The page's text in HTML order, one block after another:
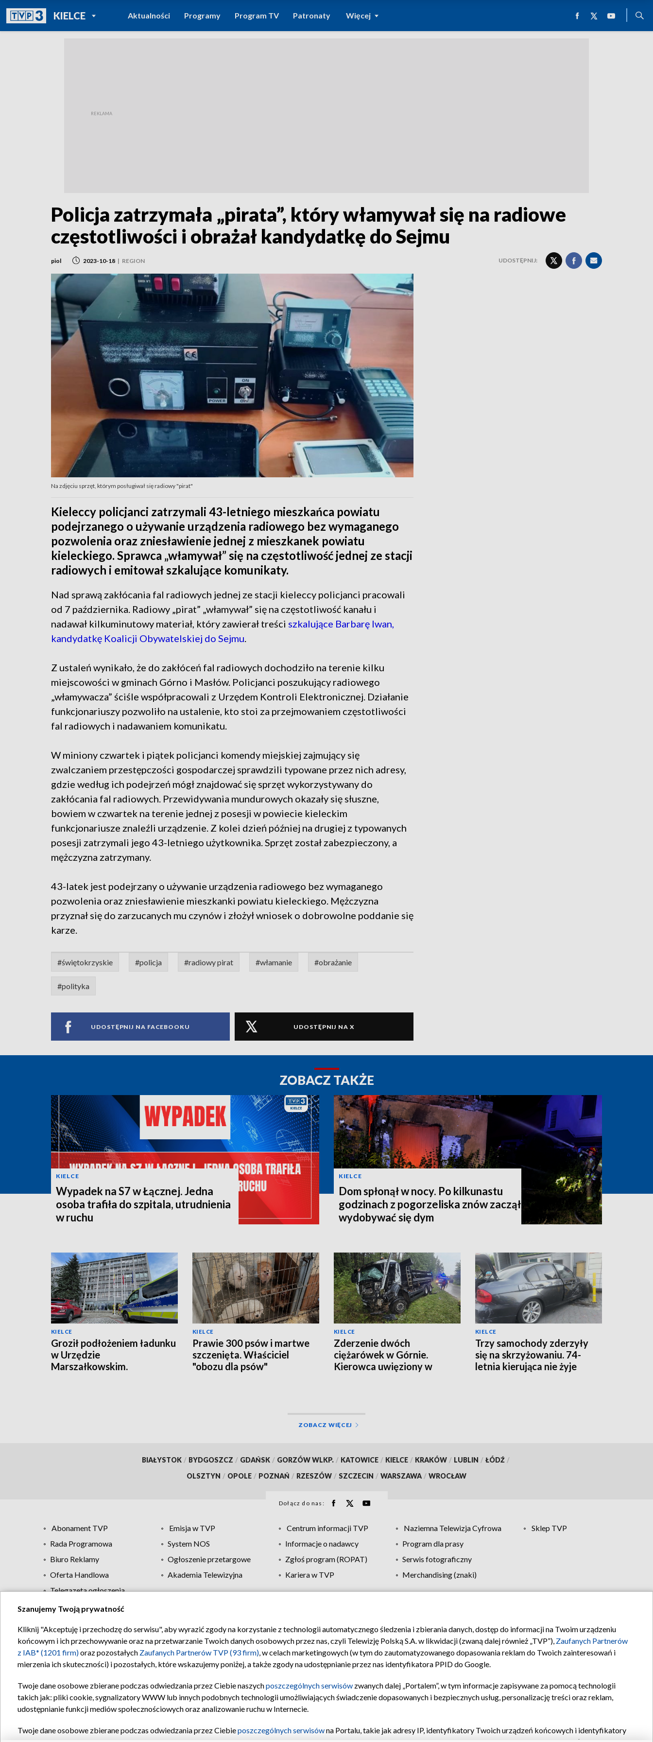
KIELCEPOWRÓT DO
TVP REGIONY
Aktualności Programy Program TV Patronaty Więcej
Policja zatrzymała „pirata”, który włamywał się na radiowe
częstotliwości i obrażał kandydatkę do Sejmu
piol 2023-10-18 | REGION UDOSTĘPNIJ:
Na zdjęciu sprzęt, którym posługiwał się radiowy "pirat"
Kieleccy policjanci zatrzymali 43-letniego mieszkańca powiatu
podejrzanego o używanie urządzenia radiowego bez wymaganego
pozwolenia oraz zniesławienie jednej z mieszkanek powiatu
kieleckiego. Sprawca „włamywał” się na częstotliwość jednej ze stacji
radiowych i emitował szkalujące komunikaty.
Nad sprawą zakłócania fal radiowych jednej ze stacji kieleccy policjanci pracowali
od 7 października. Radiowy „pirat” „włamywał” się na częstotliwość kanału i
nadawał kilkuminutowy materiał, który zawierał treści szkalujące Barbarę Iwan,
kandydatkę Koalicji Obywatelskiej do Sejmu.
Z ustaleń wynikało, że do zakłóceń fal radiowych dochodziło na terenie kilku
miejscowości w gminach Górno i Masłów. Policjanci poszukujący radiowego
„włamywacza” ściśle współpracowali z Urzędem Kontroli Elektronicznej. Działanie
funkcjonariuszy pozwoliło na ustalenie, kto stoi za przejmowaniem częstotliwości
fal radiowych i nadawaniem komunikatu.
W miniony czwartek i piątek policjanci komendy miejskiej zajmujący się
zwalczaniem przestępczości gospodarczej sprawdzili typowane przez nich adresy,
gdzie według ich podejrzeń mógł znajdować się sprzęt wykorzystywany do
zakłócania fal radiowych. Przewidywania mundurowych okazały się słuszne,
bowiem w czwartek na terenie jednej z posesji w powiecie kieleckim
funkcjonariusze znaleźli urządzenie. Z kolei dzień później na drugiej z typowanych
posesji zatrzymali jego 43-letniego użytkownika. Sprzęt został zabezpieczony, a
mężczyzna zatrzymany.
43-latek jest podejrzany o używanie urządzenia radiowego bez wymaganego
pozwolenia oraz zniesławienie mieszkanki powiatu kieleckiego. Mężczyzna
przyznał się do zarzucanych mu czynów i złożył wniosek o dobrowolne poddanie się
karze.
#świętokrzyskie #policja #radiowy pirat #włamanie #obrażanie
#polityka
UDOSTĘPNIJ NA FACEBOOKU UDOSTĘPNIJ NA X
ZOBACZ TAKŻE
KIELCE
Wypadek na S7 w Łącznej. Jedna
osoba trafiła do szpitala, utrudnienia
w ruchu
KIELCE
Dom spłonął w nocy. Po kilkunastu
godzinach z pogorzeliska znów zaczął
wydobywać się dym
KIELCE
Groził podłożeniem ładunku
w Urzędzie
Marszałkowskim.
KIELCE
Prawie 300 psów i martwe
szczenięta. Właściciel
"obozu dla psów"
KIELCE
Zderzenie dwóch
ciężarówek w Górnie.
Kierowca uwięziony w
KIELCE
Trzy samochody zderzyły
się na skrzyżowaniu. 74-
letnia kierująca nie żyje
ZOBACZ WIĘCEJ
BIAŁYSTOK / BYDGOSZCZ / GDAŃSK / GORZÓW WLKP. / KATOWICE / KIELCE / KRAKÓW / LUBLIN / ŁÓDŹ /
OLSZTYN / OPOLE / POZNAŃ / RZESZÓW / SZCZECIN / WARSZAWA / WROCŁAW
Dołącz do nas:
Abonament TVP Emisja w TVP Centrum informacji TVP Naziemna Telewizja Cyfrowa
Sklep TVP
Rada Programowa
System NOS Informacje o nadawcy
Program dla prasy
Biuro Reklamy
Ogłoszenie przetargowe Zgłoś program (ROPAT)
Serwis fotograficzny
Oferta Handlowa
Akademia Telewizyjna Kariera w TVP
Merchandising (znaki)
Telegazeta ogłoszenia
Regulamin TVP Polityka prywatności Moje zgody Pomoc Biuro reklamy Kontakt
Szanujemy Twoją prywatność
Kliknij "Akceptuję i przechodzę do serwisu", aby wyrazić zgody na korzystanie z technologii automatycznego śledzenia i zbierania danych, dostęp do informacji na Twoim urządzeniu
końcowym i ich przechowywanie oraz na przetwarzanie Twoich danych osobowych przez nas, czyli Telewizję Polską S.A. w likwidacji (zwaną dalej również „TVP”), Zaufanych Partnerów
z IAB* (1201 firm)oraz pozostałych Zaufanych Partnerów TVP (93 firm), w celach marketingowych (w tym do zautomatyzowanego dopasowania reklam do Twoich zainteresowań i
mierzenia ich skuteczności) i pozostałych, które wskazujemy poniżej, a także zgody na udostępnianie przez nas identyfikatora PPID do Google.
Twoje dane osobowe zbierane podczas odwiedzania przez Ciebie naszychposzczególnych serwisów zwanych dalej „Portalem”, w tym informacje zapisywane za pomocą technologii
takich jak: pliki cookie, sygnalizatory WWW lub innych podobnych technologii umożliwiających świadczenie dopasowanych i bezpiecznych usług, personalizację treści oraz reklam,
udostępnianie funkcji mediów społecznościowych oraz analizowanie ruchu w Internecie.
Twoje dane osobowe zbierane podczas odwiedzania przez Ciebieposzczególnych serwisówna Portalu, takie jak adresy IP, identyfikatory Twoich urządzeń końcowych i identyfikatory